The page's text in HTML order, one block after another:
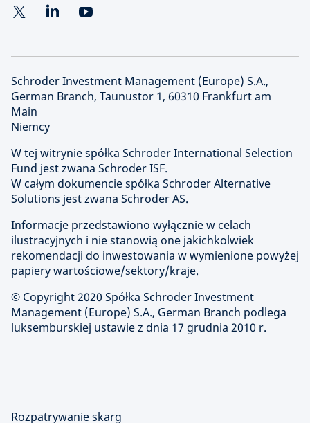
Schroder Investment Management (Europe) S.A.,
German Branch, Taunustor 1, 60310 Frankfurt am
Main
Niemcy
W tej witrynie spółka Schroder International Selection
Fund jest zwana Schroder ISF.
W całym dokumencie spółka Schroder Alternative
Solutions jest zwana Schroder AS.
Informacje przedstawiono wyłącznie w celach
ilustracyjnych i nie stanowią one jakichkolwiek
rekomendacji do inwestowania w wymienione powyżej
papiery wartościowe/sektory/kraje.
© Copyright 2020 Spółka Schroder Investment
Management (Europe) S.A., German Branch podlega
luksemburskiej ustawie z dnia 17 grudnia 2010 r.
Rozpatrywanie skarg